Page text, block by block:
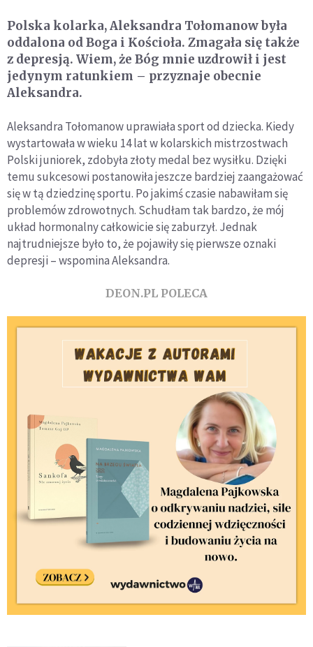
Polska kolarka, Aleksandra Tołomanow była
oddalona od Boga i Kościoła. Zmagała się także
z depresją. Wiem, że Bóg mnie uzdrowił i jest
jedynym ratunkiem – przyznaje obecnie
Aleksandra.
Aleksandra Tołomanow uprawiała sport od dziecka. Kiedy
wystartowała w wieku 14 lat w kolarskich mistrzostwach
Polski juniorek, zdobyła złoty medal bez wysiłku. Dzięki
temu sukcesowi postanowiła jeszcze bardziej zaangażować
się w tą dziedzinę sportu. Po jakimś czasie nabawiłam się
problemów zdrowotnych. Schudłam tak bardzo, że mój
układ hormonalny całkowicie się zaburzył. Jednak
najtrudniejsze było to, że pojawiły się pierwsze oznaki
depresji – wspomina Aleksandra.
DEON.PL POLECA